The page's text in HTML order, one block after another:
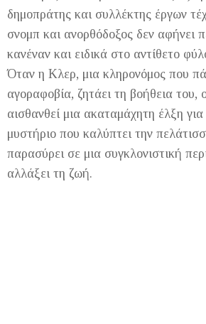
δημοπράτης και συλλέκτης έργων
σνομπ και ανορθόδοξος δεν αφήνει
κανέναν και ειδικά στο αντίθετο
Όταν η Κλερ, μια κληρονόμος που
αγοραφοβία, ζητάει τη βοήθεια του,
αισθανθεί μια ακαταμάχητη έλξη
μυστήριο που καλύπτει την
παρασύρει σε μια συγκλονιστική
αλλάξει τη ζωή.